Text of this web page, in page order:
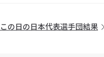
この日の日本代表選手団結果